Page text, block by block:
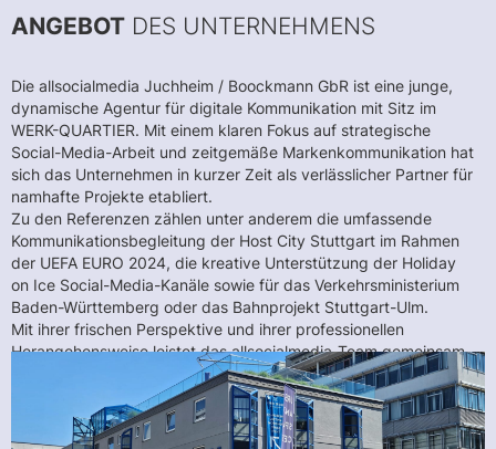
ANGEBOT DES UNTERNEHMENS
Die allsocialmedia Juchheim / Boockmann GbR ist eine junge,
dynamische Agentur für digitale Kommunikation mit Sitz im
WERK-QUARTIER. Mit einem klaren Fokus auf strategische
Social-Media-Arbeit und zeitgemäße Markenkommunikation hat
sich das Unternehmen in kurzer Zeit als verlässlicher Partner für
namhafte Projekte etabliert.
Zu den Referenzen zählen unter anderem die umfassende
Kommunikationsbegleitung der Host City Stuttgart im Rahmen
der UEFA EURO 2024, die kreative Unterstützung der Holiday
on Ice Social-Media-Kanäle sowie für das Verkehrsministerium
Baden-Württemberg oder das Bahnprojekt Stuttgart-Ulm.
Mit ihrer frischen Perspektive und ihrer professionellen
Herangehensweise leistet das allsocialmedia-Team gemeinsam
mit ihrem Team einen wichtigen Beitrag zur Weiterentwicklung
der digitalen Kommunikationslandschaft – sowohl auf regionaler
als auch auf überregionaler und internationaler Ebene.